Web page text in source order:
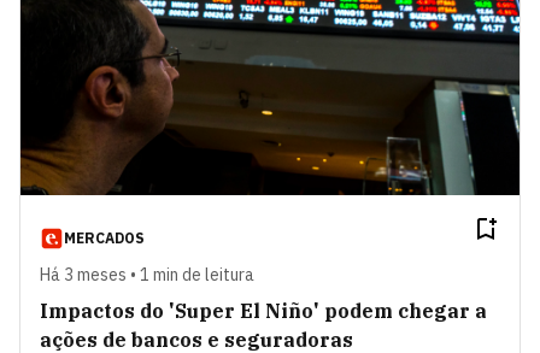
MERCADOS
Há 3 meses • 1 min de leitura
Impactos do 'Super El Niño' podem chegar a
ações de bancos e seguradoras